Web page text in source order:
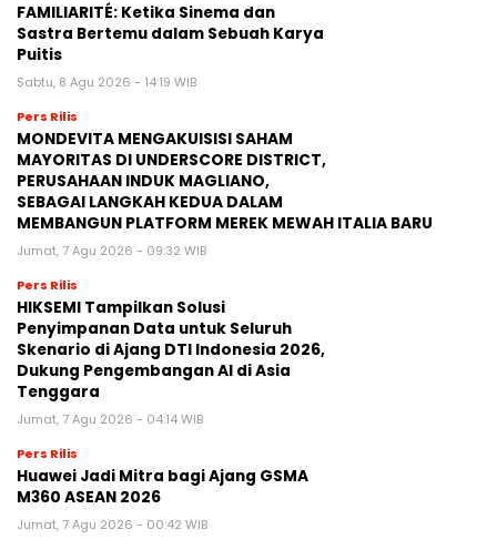
FAMILIARITÉ: Ketika Sinema dan
Sastra Bertemu dalam Sebuah Karya
Puitis
Sabtu, 8 Agu 2026 - 14:19 WIB
Pers Rilis
MONDEVITA MENGAKUISISI SAHAM
MAYORITAS DI UNDERSCORE DISTRICT,
PERUSAHAAN INDUK MAGLIANO,
SEBAGAI LANGKAH KEDUA DALAM
MEMBANGUN PLATFORM MEREK MEWAH ITALIA BARU
Jumat, 7 Agu 2026 - 09:32 WIB
Pers Rilis
HIKSEMI Tampilkan Solusi
Penyimpanan Data untuk Seluruh
Skenario di Ajang DTI Indonesia 2026,
Dukung Pengembangan AI di Asia
Tenggara
Jumat, 7 Agu 2026 - 04:14 WIB
Pers Rilis
Huawei Jadi Mitra bagi Ajang GSMA
M360 ASEAN 2026
Jumat, 7 Agu 2026 - 00:42 WIB